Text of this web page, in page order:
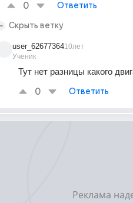
0 Ответить
Скрыть ветку
user_62677364
Ученик
10лет
Тут нет разницы какого
0 Ответить